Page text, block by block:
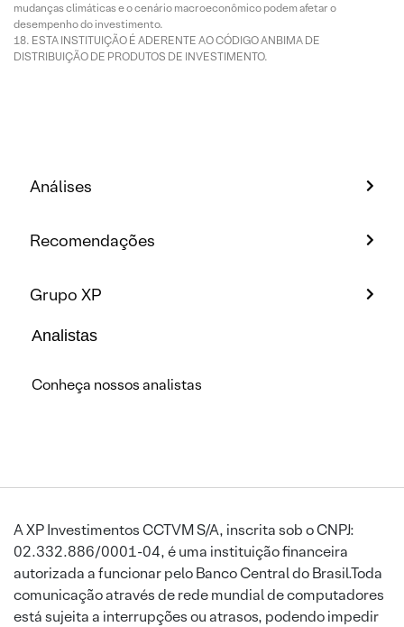
mudanças climáticas e o cenário macroeconômico podem afetar o
desempenho do investimento.
ESTA INSTITUIÇÃO É ADERENTE AO CÓDIGO ANBIMA DE
DISTRIBUIÇÃO DE PRODUTOS DE INVESTIMENTO.
Análises
Recomendações
Grupo XP
Analistas
Conheça nossos analistas
A XP Investimentos CCTVM S/A, inscrita sob o CNPJ:
02.332.886/0001-04, é uma instituição financeira
autorizada a funcionar pelo Banco Central do Brasil.Toda
comunicação através de rede mundial de computadores
está sujeita a interrupções ou atrasos, podendo impedir